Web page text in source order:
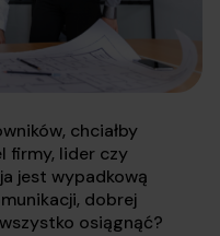
chciałby
firmy, lider czy
jest wypadkową
dobrej
osiągnąć?